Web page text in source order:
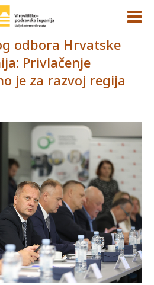
odbora Hrvatske
Privlačenje
je za razvoj regija